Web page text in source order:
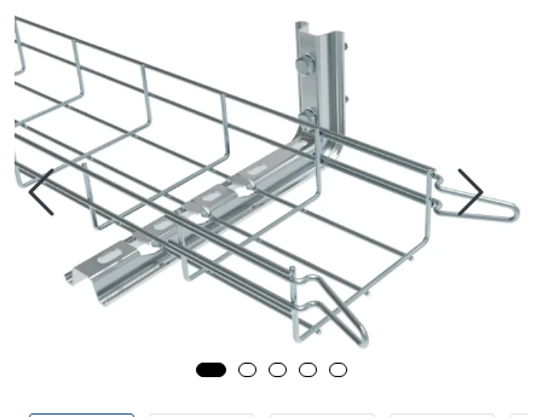
Nyttige verktøy
Kontakt oss